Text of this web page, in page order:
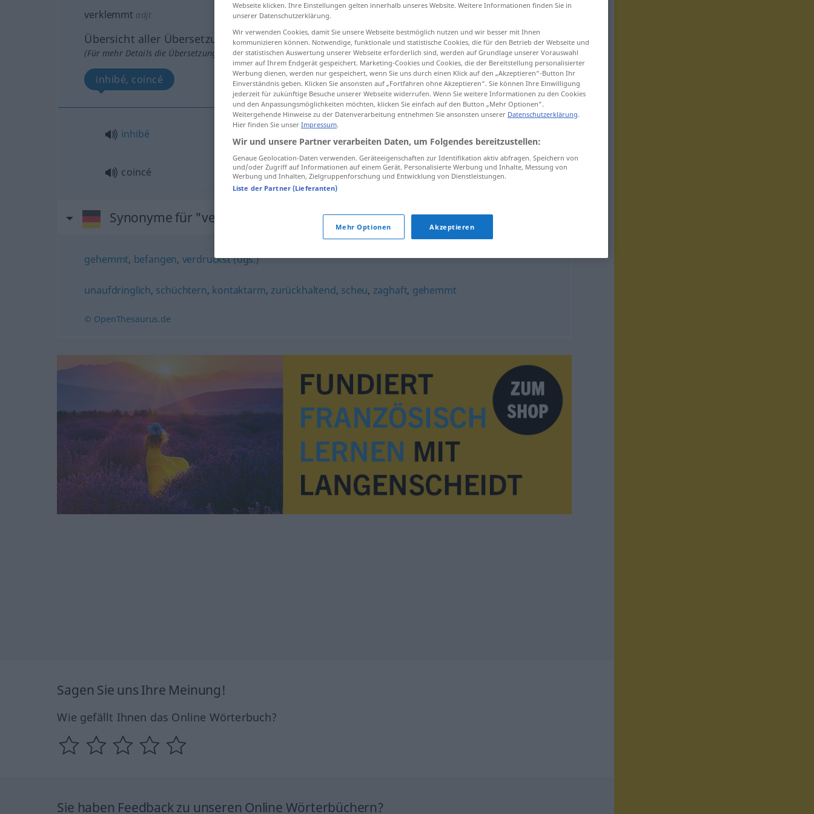
verklemmt adjt
Übersicht aller Übersetzungen
(Für mehr Details die Übersetzung anklicken/antippen)
inhibé, coincé
inhibé
coincé verklemmt UMG
Synonyme für "verklemmt"
gehemmt, befangen, verdruckst (ugs.)
unaufdringlich, schüchtern, kontaktarm, zurückhaltend, scheu, zaghaft, gehemmt
© OpenThesaurus.de
Sagen Sie uns Ihre Meinung!
Wie gefällt Ihnen das Online Wörterbuch?
Sie haben Feedback zu unseren Online Wörterbüchern?
Webseite klicken. Ihre Einstellungen gelten innerhalb unseres Website. Weitere Informationen finden Sie in
unserer Datenschutzerklärung.
Wir verwenden Cookies, damit Sie unsere Webseite bestmöglich nutzen und wir besser mit Ihnen
kommunizieren können. Notwendige, funktionale und statistische Cookies, die für den Betrieb der Webseite und
der statistischen Auswertung unserer Webseite erforderlich sind, werden auf Grundlage unserer Vorauswahl
immer auf Ihrem Endgerät gespeichert. Marketing-Cookies und Cookies, die der Bereitstellung personalisierter
Werbung dienen, werden nur gespeichert, wenn Sie uns durch einen Klick auf den „Akzeptieren“-Button Ihr
Einverständnis geben. Klicken Sie ansonsten auf „Fortfahren ohne Akzeptieren“. Sie können Ihre Einwilligung
jederzeit für zukünftige Besuche unserer Webseite widerrufen. Wenn Sie weitere Informationen zu den Cookies
und den Anpassungsmöglichkeiten möchten, klicken Sie einfach auf den Button „Mehr Optionen“.
Weitergehende Hinweise zu der Datenverarbeitung entnehmen Sie ansonsten unserer Datenschutzerklärung.
Hier finden Sie unser Impressum.
Wir und unsere Partner verarbeiten Daten, um Folgendes bereitzustellen:
Genaue Geolocation-Daten verwenden. Geräteeigenschaften zur Identifikation aktiv abfragen. Speichern von
und/oder Zugriff auf Informationen auf einem Gerät. Personalisierte Werbung und Inhalte, Messung von
Werbung und Inhalten, Zielgruppenforschung und Entwicklung von Dienstleistungen.
Liste der Partner (Lieferanten)
Mehr Optionen Akzeptieren